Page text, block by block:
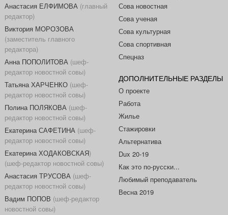
Анастасия ЕЛФИМОВА (главный
редактор)
Виктория МОРОЗОВА
(заместитель главного
редактора)
Анна ПОПОЛИТОВА (шеф-
редактор новостной совы)
Татьяна ХАРЧЕНКО(шеф-
редактор новостной совы)
Полина ПОЛЯКОВА (шеф-
редактор новостной совы)
Екатерина САФЕТИНА (шеф-
редактор новостной совы)
Екатерина ХОДАКОВСКАЯ)
(шеф-редактор новостной совы)
Анастасия ТРУСОВА (шеф-
редактор новостной совы)
Вадим ПОПОВ (шеф-редактор
новостной совы)
Сова новостная
Сова ученая
Сова культурная
Сова спортивная
Спецназ
ДОПОЛНИТЕЛЬНЫЕ РАЗДЕЛЫ
О проекте
Работа
Жилье
Стажировки
Альтернатива
Dux 20-19
Как это по-русски...
Любимый преподаватель
Весна 2019